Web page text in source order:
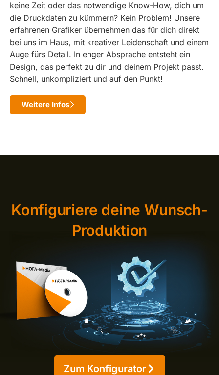
keine Zeit oder das notwendige Know-How, dich um
die Druckdaten zu kümmern? Kein Problem! Unsere
erfahrenen Grafiker übernehmen das für dich direkt
bei uns im Haus, mit kreativer Leidenschaft und einem
Auge fürs Detail. In enger Absprache entsteht ein
Design, das perfekt zu dir und deinem Projekt passt.
Schnell, unkompliziert und auf den Punkt!
Weitere Infos
Konfiguriere deine Wunsch-
Produktion
Zum Konfigurator